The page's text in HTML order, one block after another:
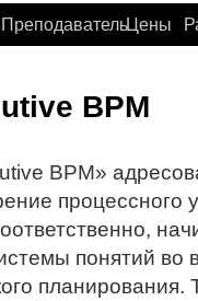
ПреподавательЦены
BPM
BPM»
процессного
понятий во